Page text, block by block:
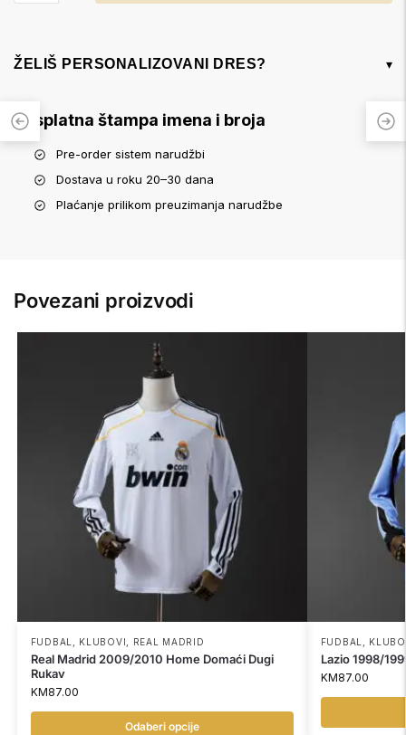
ŽELIŠ PERSONALIZOVANI DRES? ▾
Besplatna štampa imena i broja
Pre-order sistem narudžbi
Dostava u roku 20–30 dana
Plaćanje prilikom preuzimanja narudžbe
Povezani proizvodi
FUDBAL KLUBOVI REAL MADRID
Real Madrid 2009/2010 Home Domaći Dugi
Rukav
KM87.00
Odaberi opcije
FUDBAL
Lazio 1998/
KM87.00